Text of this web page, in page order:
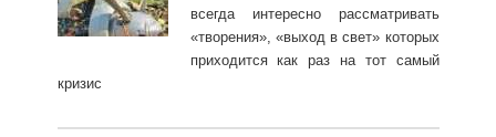
всегда интересно рассматривать
«творения», «выход в свет» которых
приходится как раз на тот самый
кризис